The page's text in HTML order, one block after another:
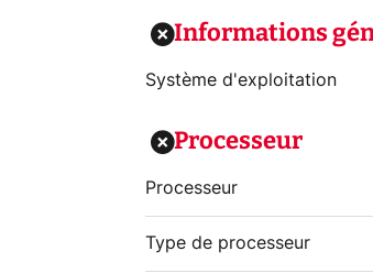
Informations
Système d'exploitation
Processeur
Processeur
Type de processeur